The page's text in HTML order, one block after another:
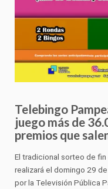
Telebingo
juego más de
premios que
El tradicional sorteo de
realizará el domingo 29
por la Televisión Pública